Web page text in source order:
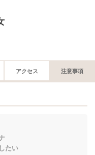
アクセス 注意事項
たい